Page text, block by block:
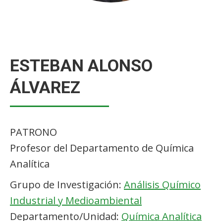
ESTEBAN ALONSO
ÁLVAREZ
PATRONO
Profesor del Departamento de Química
Analítica
Grupo de Investigación: Análisis Químico
Industrial y Medioambiental
Departamento/Unidad: Química Analítica